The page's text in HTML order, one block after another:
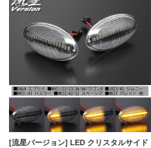
[流星バージョン] LED クリスタルサイド